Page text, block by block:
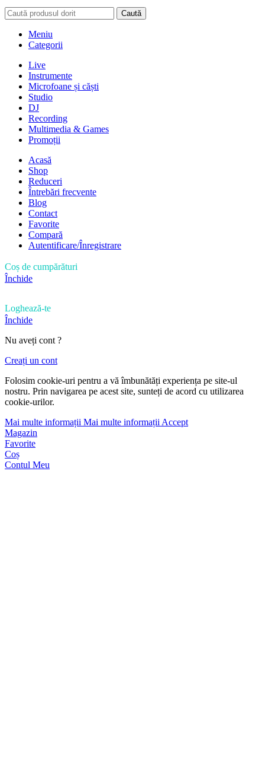
Caută
Meniu
Categorii
Live
Instrumente
Microfoane și căști
Studio
DJ
Recording
Multimedia & Games
Promoții
Acasă
Shop
Reduceri
Întrebări frecvente
Blog
Contact
Favorite
Compară
Autentificare/Înregistrare
Coș de cumpărături
Închide
Loghează-te
Închide
Nu aveți cont ?
Creați un cont
Folosim cookie-uri pentru a vă îmbunătăți experiența pe site-ul
nostru. Prin navigarea pe acest site, sunteți de acord cu utilizarea
cookie-urilor.
Mai multe informații Mai multe informațiiAccept
Magazin
Favorite
Coș
Contul Meu